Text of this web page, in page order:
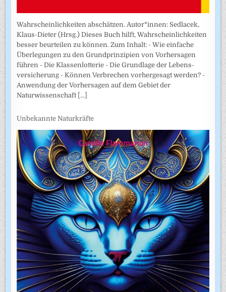
Wahrscheinlichkeiten abschätzen. Autor*innen: Sedlacek,
Klaus-Dieter (Hrsg.) Dieses Buch hilft, Wahrscheinlichkeiten
besser beurteilen zu können. Zum Inhalt: - Wie einfache
Überlegungen zu den Grundprinzipien von Vorhersagen
führen - Die Klassenlotterie - Die Grundlage der Lebens­
versicherung - Können Verbrechen vorhergesagt werden? -
Anwendung der Vorhersagen auf dem Gebiet der
Naturwissenschaft [...]
Unbekannte Naturkräfte